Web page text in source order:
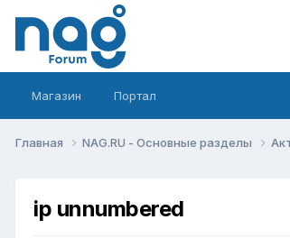
Магазин Портал
Главная NAG.RU - Основные разделы
ip unnumbered